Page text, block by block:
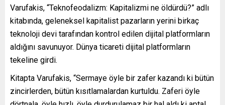
Varufakis, “Teknofeodalizm: Kapitalizmi ne öldürdü?” adlı
kitabında, geleneksel kapitalist pazarların yerini birkaç
teknoloji devi tarafından kontrol edilen dijital platformların
aldığını savunuyor. Dünya ticareti dijital platformların
tekeline girdi.
Kitapta Varufakis, “Sermaye öyle bir zafer kazandı ki bütün
zincirlerden, bütün kısıtlamalardan kurtuldu. Zaferi öyle